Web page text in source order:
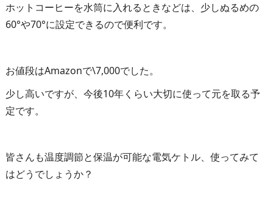
ホットコーヒーを水筒に入れるときなどは、少しぬるめの
60°や70°に設定できるので便利です。
お値段はAmazonで\7,000でした。
少し高いですが、今後10年くらい大切に使って元を取る予
定です。
皆さんも温度調節と保温が可能な電気ケトル、使ってみて
はどうでしょうか？